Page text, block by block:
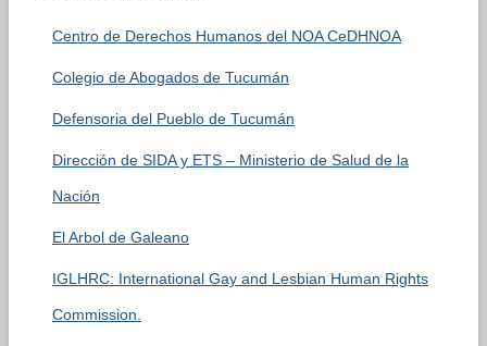
Centro de Derechos Humanos del NOA CeDHNOA
Colegio de Abogados de Tucumán
Defensoria del Pueblo de Tucumán
Dirección de SIDA y ETS – Ministerio de Salud de la
Nación
El Arbol de Galeano
IGLHRC: International Gay and Lesbian Human Rights
Commission.